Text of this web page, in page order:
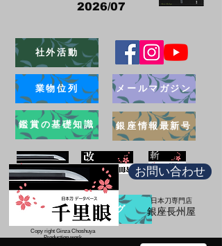
2026/07
社外活動
業物位列
鑑賞の基礎知識
メールマガジン
銀座情報最新号
ブログ
お問い合わせ
日本刀専門店
​銀座長州屋
Copy right Ginza Choshuya
Production work